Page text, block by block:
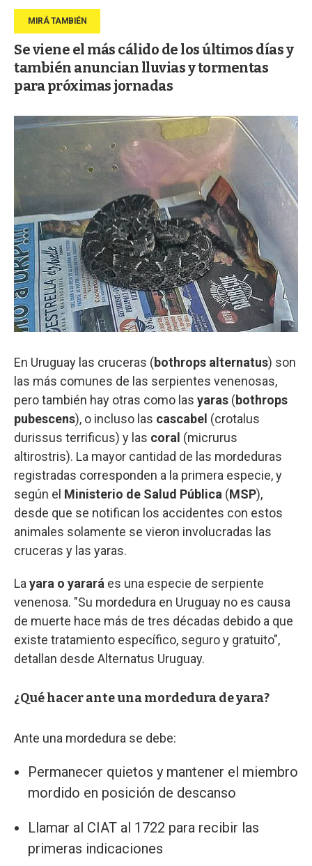
Se viene el más cálido de los últimos días y
también anuncian lluvias y tormentas
para próximas jornadas
En Uruguay las cruceras (bothrops alternatus) son
las más comunes de las serpientes venenosas,
pero también hay otras como las yaras (bothrops
pubescens), o incluso las cascabel (crotalus
durissus terrificus) y las coral (micrurus
altirostris). La mayor cantidad de las mordeduras
registradas corresponden a la primera especie, y
según el Ministerio de Salud Pública (MSP),
desde que se notifican los accidentes con estos
animales solamente se vieron involucradas las
cruceras y las yaras.
La yara o yarará es una especie de serpiente
venenosa. "Su mordedura en Uruguay no es causa
de muerte hace más de tres décadas debido a que
existe tratamiento específico, seguro y gratuito",
detallan desde Alternatus Uruguay.
¿Qué hacer ante una mordedura de yara?
Ante una mordedura se debe:
Permanecer quietos y mantener el miembro
mordido en posición de descanso
Llamar al CIAT al 1722 para recibir las
primeras indicaciones